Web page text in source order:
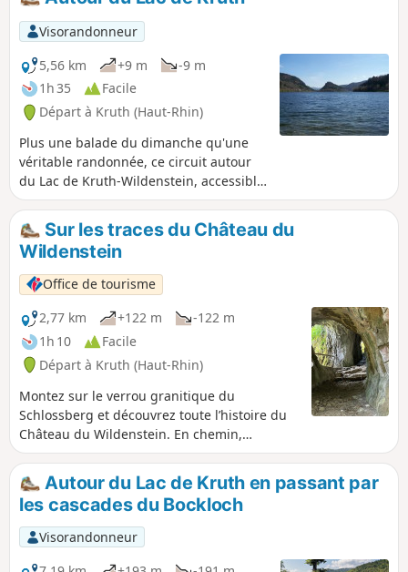
Cascade du Bockloch à l'aller, et au retour par la Ferme-
Auberge de Felzach, le village de Frenz et le Château de
Wildenstein. Les vues seront très nombreuses sur le
parcours, et donnent sur les plus hauts massifs vosgiens.
Visorandonneur
5,56 km
+9 m
-9 m
1h 35
Facile
Départ à Kruth (Haut-Rhin)
Plus une balade du dimanche qu'une
véritable randonnée, ce circuit autour
du Lac de Kruth-Wildenstein, accessible
même aux personnes handicapées,
vous procurera un grand bol d'air. Il est
particulièrement agréable l'été alors
qu'il fait très chaud dans la plaine.
Sur les traces du Château du
Wildenstein
Office de tourisme
2,77 km
+122 m
-122 m
1h 10
Facile
Départ à Kruth (Haut-Rhin)
Montez sur le verrou granitique du
Schlossberg et découvrez toute l’histoire du
Château du Wildenstein. En chemin,
cherchez et trouvez les traces du passage de
l’homme sur ces lieux surprenants et riches
d’histoire. Profitez des vues sur le lac et sur
les villages de Kruth, d’Oderen et de
Wildenstein. Ce site offre une atmosphère
naturelle pleine de vie au printemps comme
en été. L’hiver, laissez-vous emporter par
Autour du Lac de Kruth en passant par
les cascades du Bockloch
Visorandonneur